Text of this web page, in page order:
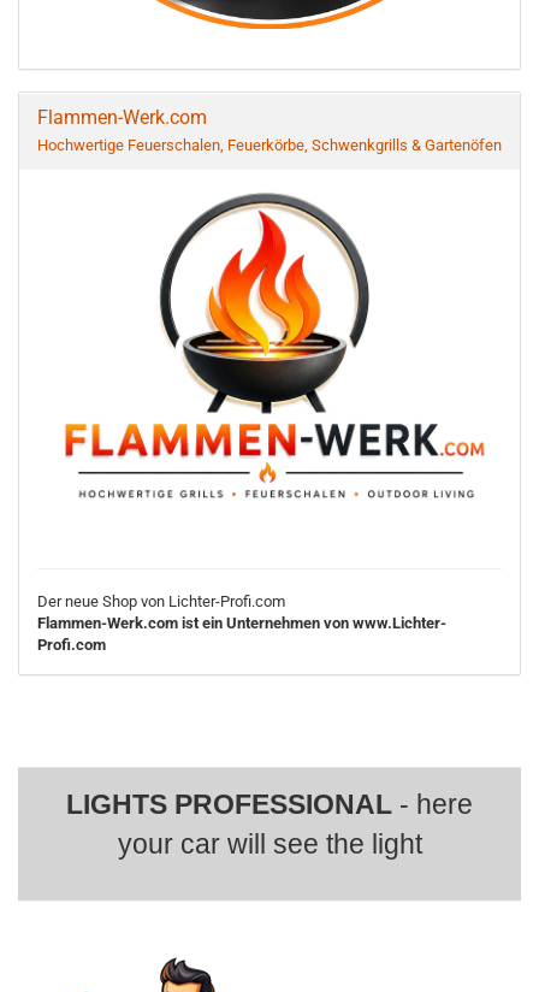
Flammen-Werk.com
Hochwertige Feuerschalen, Feuerkörbe, Schwenkgrills & Gartenöfen
Der neue Shop von Lichter-Profi.com
Flammen-Werk.com ist ein Unternehmen von www.Lichter-
Profi.com
LIGHTS PROFESSIONAL - here
your car will see the light